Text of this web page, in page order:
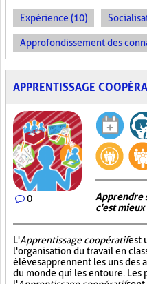
Expérience (10)
Approfondissement des
APPRENTISSAGE
0
Apprendre
c'est mieux
L'Apprentissage coopératifest
l'organisation du travail en
élèves apprennent les uns des
du monde qui les entoure. Les